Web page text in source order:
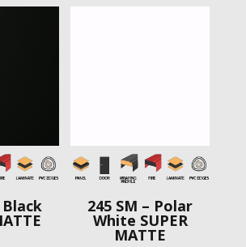
Black 245 SM – Polar
White SUPER
MATTE